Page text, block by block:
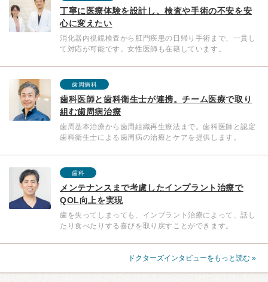
丁寧に医療体験を設計し、検査や手術の不安を安
心に変えたい
消化器内視鏡検査から肛門疾患の日帰り手術まで、一貫し
て対応が可能です。女性医師も在籍しています。
歯周病科
歯科医師と歯科衛生士が連携。チーム医療で取り
組む歯周病治療
歯周基本治療から歯周組織再生療法まで。歯科医師と認定
歯科衛生士による歯周病の治療とケアを提供します。
歯科
メンテナンスまで考慮したインプラント治療で
QOL向上を実現
歯を失ってしまっても、インプラント治療によって、話し
たり食べたりする喜びを取り戻すことができます。
ドクターズインタビューをもっと読む »